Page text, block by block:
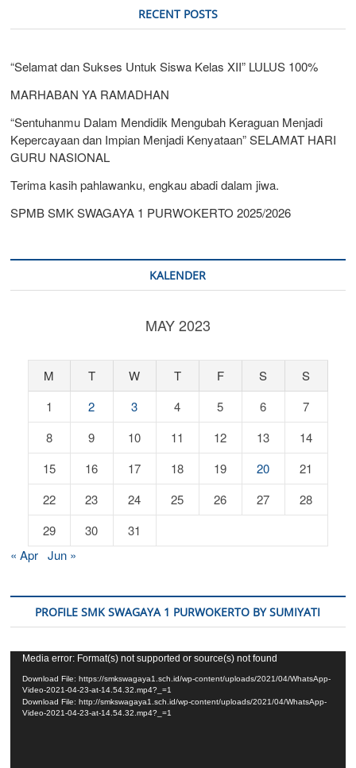
RECENT POSTS
“Selamat dan Sukses Untuk Siswa Kelas XII” LULUS 100%
MARHABAN YA RAMADHAN
“Sentuhanmu Dalam Mendidik Mengubah Keraguan Menjadi
Kepercayaan dan Impian Menjadi Kenyataan” SELAMAT HARI
GURU NASIONAL
Terima kasih pahlawanku, engkau abadi dalam jiwa.
SPMB SMK SWAGAYA 1 PURWOKERTO 2025/2026
KALENDER
MAY 2023
M T W T F S
S
1
2 3 4 5 6
7
8
9 10 11 12 13
14
15
16 17 18 19 20
21
22
23 24 25 26 27
28
29
30
31
« Apr Jun »
PROFILE SMK SWAGAYA 1 PURWOKERTO BY SUMIYATI
Video
Player
Media error: Format(s) not supported or source(s) not found
Download File: https://smkswagaya1.sch.id/wp-content/uploads/2021/04/WhatsApp-
Video-2021-04-23-at-14.54.32.mp4?_=1
Download File: http://smkswagaya1.sch.id/wp-content/uploads/2021/04/WhatsApp-
Video-2021-04-23-at-14.54.32.mp4?_=1